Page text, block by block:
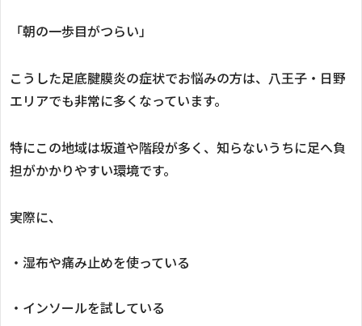
「朝の一歩目がつらい」
こうした足底腱膜炎の症状でお悩みの方は、八王子・日野
エリアでも非常に多くなっています。
特にこの地域は坂道や階段が多く、知らないうちに足へ負
担がかかりやすい環境です。
実際に、
・湿布や痛み止めを使っている
・インソールを試している